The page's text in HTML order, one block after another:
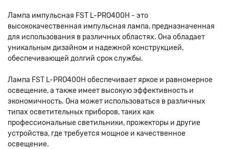
Лампа импульсная FST L-PRO400H - это
высококачественная импульсная лампа, предназначенная
для использования в различных областях. Она обладает
уникальным дизайном и надежной конструкцией,
обеспечивающей долгий срок службы.
Лампа FST L-PRO400H обеспечивает яркое и равномерное
освещение, а также имеет высокую эффективность и
экономичность. Она может использоваться в различных
типах осветительных приборов, таких как
профессиональные светильники, прожекторы и другие
устройства, где требуется мощное и качественное
освещение.